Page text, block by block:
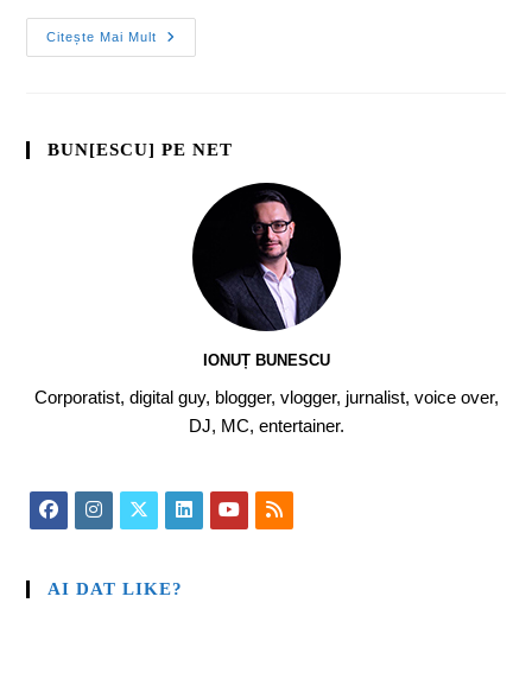
Citește Mai Mult
BUN[ESCU] PE NET
IONUȚ BUNESCU
Corporatist, digital guy, blogger, vlogger, jurnalist, voice over,
DJ, MC, entertainer.
AI DAT LIKE?